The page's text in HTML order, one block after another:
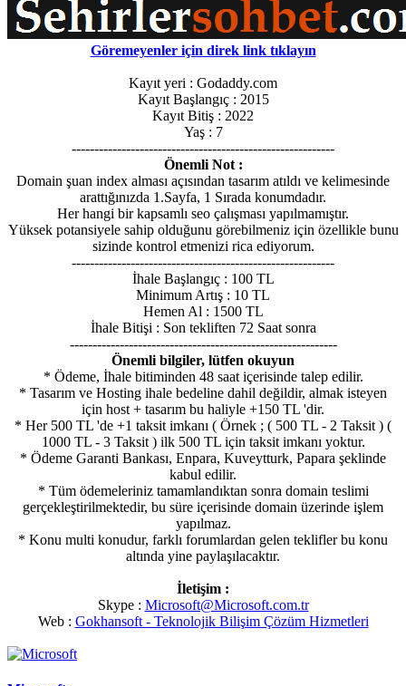
Göremeyenler için direk link tıklayın
Kayıt yeri : Godaddy.com
Kayıt Başlangıç : 2015
Kayıt Bitiş : 2022
Yaş : 7
----------------------------------------------------------
Önemli Not :
Domain şuan index alması açısından tasarım atıldı ve kelimesinde
arattığınızda 1.Sayfa, 1 Sırada konumdadır.
Her hangi bir kapsamlı seo çalışması yapılmamıştır.
Yüksek potansiyele sahip olduğunu görebilmeniz için özellikle bunu
sizinde kontrol etmenizi rica ediyorum.
----------------------------------------------------------
İhale Başlangıç : 100 TL
Minimum Artış : 10 TL
Hemen Al : 1500 TL
İhale Bitişi : Son tekliften 72 Saat sonra
-----------------------------------------------------------
Önemli bilgiler, lütfen okuyun
* Ödeme, İhale bitiminden 48 saat içerisinde talep edilir.
* Tasarım ve Hosting ihale bedeline dahil değildir, almak isteyen
için host + tasarım bu haliyle +150 TL 'dir.
* Her 500 TL 'de +1 taksit imkanı ( Örnek ; ( 500 TL - 2 Taksit ) (
1000 TL - 3 Taksit ) ilk 500 TL için taksit imkanı yoktur.
* Ödeme Garanti Bankası, Enpara, Kuveytturk, Papara şeklinde
kabul edilir.
* Tüm ödemeleriniz tamamlandıktan sonra domain teslimi
gerçekleştirilmektedir, bu süre içerisinde domain üzerinde işlem
yapılmaz.
* Konu multi konudur, farklı forumlardan gelen teklifler bu konu
altında yine paylaşılacaktır.
İletişim :
Skype : Microsoft@Microsoft.com.tr
Web : Gokhansoft - Teknolojik Bilişim Çözüm Hizmetleri